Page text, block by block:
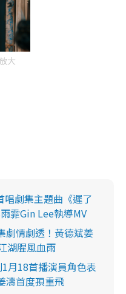
大
唱劇集主題曲《遲了
霏Gin Lee執導MV
劇情劇透！黃德斌姜
湖腥風血雨
1月18首播演員角色表
濤首度孭重飛